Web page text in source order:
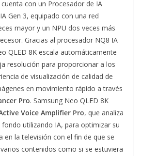
con un Procesador de IA
Gen 3, equipado con una red
mayor y un NPU dos veces más
Gracias al procesador NQ8 IA
QLED 8K escala automáticamente
resolución para proporcionar a los
de visualización de calidad de
en movimiento rápido a través
Pro. Samsung Neo QLED 8K
Voice Amplifier Pro, que analiza
utilizando IA, para optimizar su
en la televisión con el fin de que se
contenidos como si se estuviera